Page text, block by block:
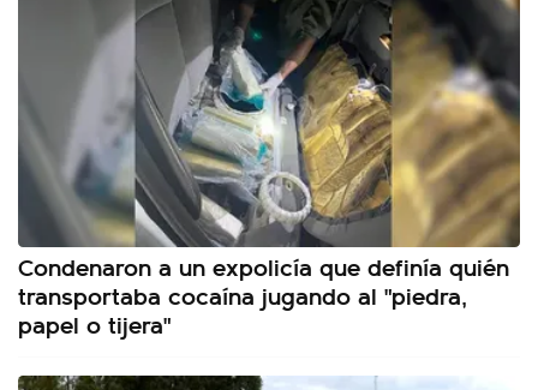
Condenaron a un expolicía que definía quién
transportaba cocaína jugando al "piedra,
papel o tijera"